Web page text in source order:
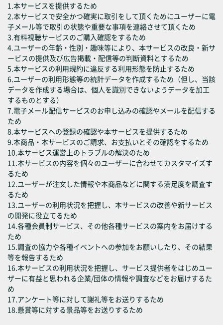
1.本サービスを提供するため
2.本サービスで安全かつ確実に取引をして頂くためにユーザーに電
子メール等で取引の状態や重要な事項を連絡させて頂くため
3.有料視聴サービスのご購入確認をするため
4.ユーザーの年齢・性別・趣味等により、本サービスの改良・新サ
ービスの提供及び広告掲載・配信等の判断資料とするため
5.本サービスの利用規約に違反する利用形態を防止するため
6.ユーザーの利用形態等の統計データを作成するため（但し、当該
データを作成する場合は、個人を識別できないようデータを加工
するものとする）
7.電子メール配信サービスのお申し込みの確認やメールを配信する
ため
8.本サービスへの登録の確認や本サービスを提供するため
9.本商品・本サービスのご請求、お支払いとその確認をするため
10.本サービス運営上のトラブルの解決のため
11.本サービスの内容を個々のユーザーに合わせてカスタマイズす
るため
12.ユーザーが注文した情報や本商品などに関する満足度を調査す
るため
13.ユーザーの利用状況を把握し、本サービスの改善や新サービス
の開発に役立てるため
14.各種会員制サービス、その他各種サービスの案内をお届けする
ため
15.調査の協力や各種イベントへの参加をお願いしたり、その結果
等を報告するため
16.本サービスの利用状況を把握し、サービス提供者をはじめユー
ザーに有益と思われる企業/団体の情報や調査などをお届けするた
め
17.アンケート等に対して謝礼等をお送りするため
18.懸賞等に対する景品等をお送りするため